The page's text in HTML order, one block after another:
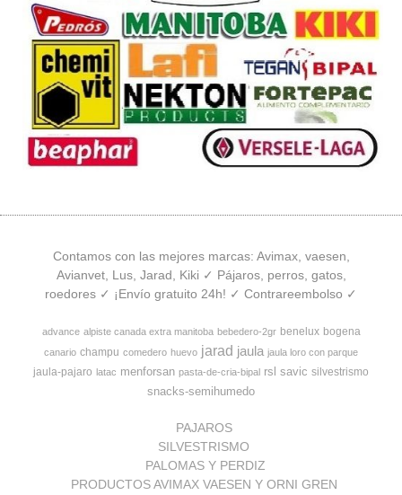
Contamos con las mejores marcas: Avimax, vaesen,
Avianvet, Lus, Jarad, Kiki ✓ Pájaros, perros, gatos,
roedores ✓ ¡Envío gratuito 24h! ✓ Contrareembolso ✓
advance alpiste canada extra manitoba bebedero-2gr benelux bogena
canario champu comedero huevo jarad jaula jaula loro con parque
jaula-pajaro latac menforsan pasta-de-cria-bipal rsl savic silvestrismo
snacks-semihumedo
PAJAROS
SILVESTRISMO
PALOMAS Y PERDIZ
PRODUCTOS AVIMAX VAESEN Y ORNI GREN